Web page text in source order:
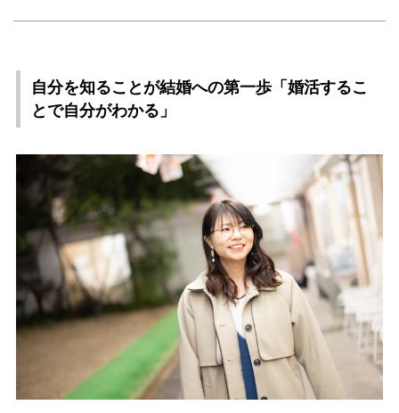
自分を知ることが結婚への第一歩「婚活するこ
とで自分がわかる」